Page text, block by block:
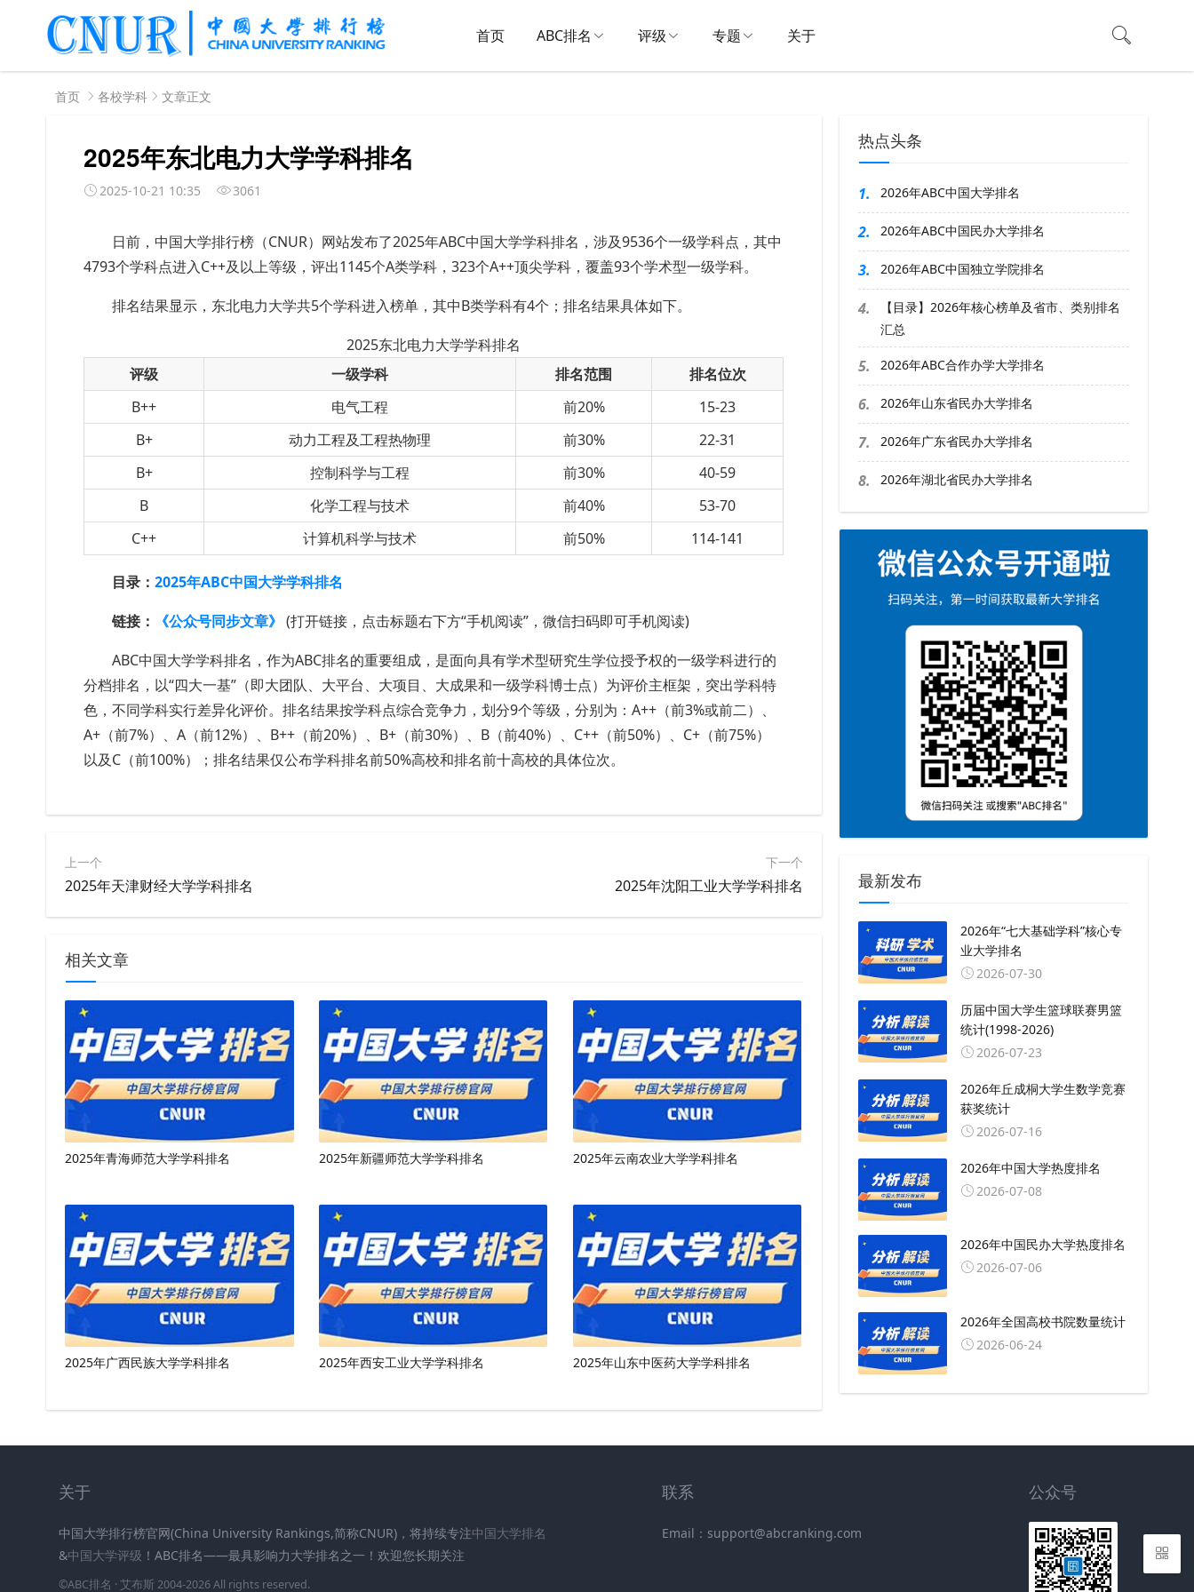
首页 ABC排名 评级 专题 关于
首页 各校学科 文章正文
2025年东北电力大学学科排名
2025-10-21 10:35 3061
日前，中国大学排行榜（CNUR）网站发布了2025年ABC中国大学学科排名，涉及9536个一级学科点，其中
4793个学科点进入C++及以上等级，评出1145个A类学科，323个A++顶尖学科，覆盖93个学术型一级学科。
排名结果显示，东北电力大学共5个学科进入榜单，其中B类学科有4个；排名结果具体如下。
2025东北电力大学学科排名
评级
一级学科 排名范围
排名位次
B++
电气工程 前20%
15-23
B+
动力工程及工程热物理 前30%
22-31
B+
控制科学与工程 前30%
40-59
B
化学工程与技术 前40%
53-70
C++
计算机科学与技术 前50% 114-141
目录： 2025年ABC中国大学学科排名
链接：
《公众号同步文章》 (打开链接，点击标题右下方“手机阅读”，微信扫码即可手机阅读)
ABC中国大学学科排名，作为ABC排名的重要组成，是面向具有学术型研究生学位授予权的一级学科进行的
分档排名，以“四大一基”（即大团队、大平台、大项目、大成果和一级学科博士点）为评价主框架，突出学科特
色，不同学科实行差异化评价。排名结果按学科点综合竞争力，划分9个等级，分别为：A++（前3%或前二）、
A+（前7%）、A（前12%）、B++（前20%）、B+（前30%）、B（前40%）、C++（前50%）、C+（前75%）
以及C（前100%）；排名结果仅公布学科排名前50%高校和排名前十高校的具体位次。
上一个
2025年天津财经大学学科排名
下一个
2025年沈阳工业大学学科排名
相关文章
2025年青海师范大学学科排名 2025年新疆师范大学学科排名 2025年云南农业大学学科排名
2025年广西民族大学学科排名 2025年西安工业大学学科排名 2025年山东中医药大学学科排名
热点头条
1. 2026年ABC中国大学排名
2. 2026年ABC中国民办大学排名
3. 2026年ABC中国独立学院排名
4.
【目录】2026年核心榜单及省市、类别排名
汇总
5. 2026年ABC合作办学大学排名
6. 2026年山东省民办大学排名
7. 2026年广东省民办大学排名
8. 2026年湖北省民办大学排名
最新发布
2026年“七大基础学科”核心专
业大学排名
2026-07-30
历届中国大学生篮球联赛男篮
统计(1998-2026)
2026-07-23
2026年丘成桐大学生数学竞赛
获奖统计
2026-07-16
2026年中国大学热度排名
2026-07-08
2026年中国民办大学热度排名
2026-07-06
2026年全国高校书院数量统计
2026-06-24
关于
中国大学排行榜官网(China University Rankings,简称CNUR)，将持续专注中国大学排名
&中国大学评级 ！ABC排名——最具影响力大学排名之一！欢迎您长期关注
©ABC排名 · 艾布斯 2004-2026 All rights reserved.
联系
Email：support@abcranking.com
公众号